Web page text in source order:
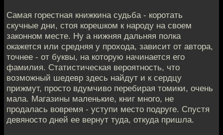
Самая горестная книжкина судьба - коротать
скучные дни, стоя корешком к народу на своем
законном месте. Ну а нижняя дальняя полка
окажется или средняя у прохода, зависит от автора,
точнее - от буквы, на которую начинается его
фамилия. Статистическая вероятность, что
возможный шедевр здесь найдут и к сердцу
прижмут, просто вдумчиво перебирая томики, очень
мала. Магазины маленькие, книг много, не
продалась вовремя - уступи место подруге. Спустя
девяносто дней ее вернут туда, откуда пришла.